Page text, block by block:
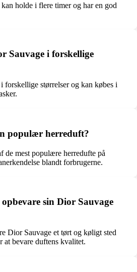
holde i flere timer og har en god
Sauvage i forskellige
forskellige størrelser og kan købes i
populær herreduft?
de mest populære herredufte på
blandt forbrugerne.
sin Dior Sauvage
Dior Sauvage et tørt og køligt sted
bevare duftens kvalitet.